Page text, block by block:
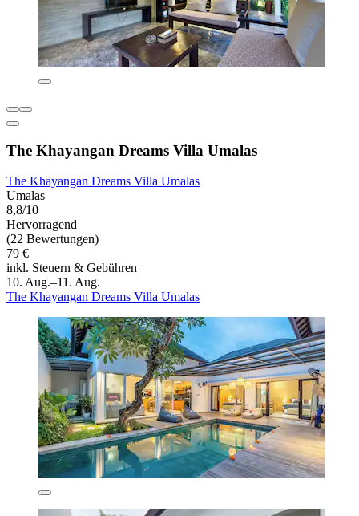
The Khayangan Dreams Villa Umalas
The Khayangan Dreams Villa Umalas
Umalas
8,8/10
Hervorragend
(22 Bewertungen)
79 €
inkl. Steuern & Gebühren
10. Aug.–11. Aug.
The Khayangan Dreams Villa Umalas